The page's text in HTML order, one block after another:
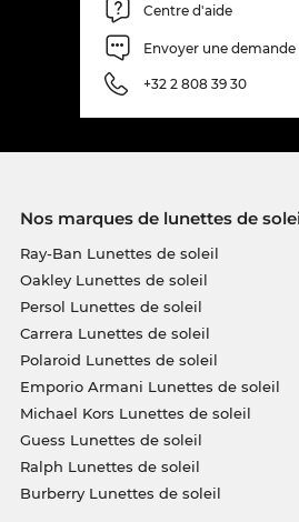
Centre d'aide
Envoyer une demande
+32 2 808 39 30
Nos marques de lunettes de
Ray-Ban Lunettes de soleil
Oakley Lunettes de soleil
Persol Lunettes de soleil
Carrera Lunettes de soleil
Polaroid Lunettes de soleil
Emporio Armani Lunettes de soleil
Michael Kors Lunettes de soleil
Guess Lunettes de soleil
Ralph Lunettes de soleil
Burberry Lunettes de soleil